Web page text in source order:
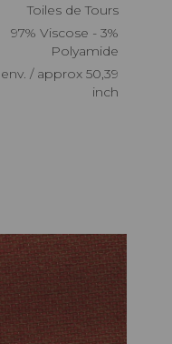
Toiles de Tours
97% Viscose - 3%
Polyamide
inch